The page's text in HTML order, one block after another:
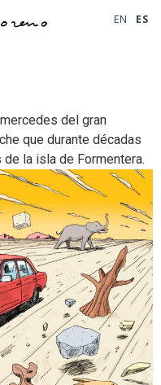
EN ES
del gran
que durante décadas
la isla de Formentera.